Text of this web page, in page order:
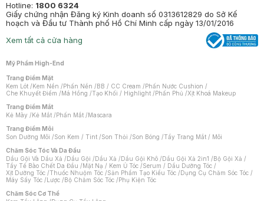
Hotline: 1800 6324
Giấy chứng nhận Đăng ký Kinh doanh số 0313612829 do Sở Kế
hoạch và Đầu tư Thành phố Hồ Chí Minh cấp ngày 13/01/2016
Xem tất cả cửa hàng
Mỹ Phẩm High-End
Trang Điểm Mặt
Kem Lót /Kem Nền /Phấn Nền /BB / CC Cream /Phấn Nước Cushion /
Che Khuyết Điểm /Má Hồng /Tạo Khối / Highlight /Phấn Phủ /Xịt Khoá Makeup
Trang Điểm Mắt
Kẻ Mày /Kẻ Mắt /Phấn Mắt /Mascara
Trang Điểm Môi
Son Dưỡng Môi /Son Kem / Tint /Son Thỏi /Son Bóng /Tẩy Trang Mắt / Môi
Chăm Sóc Tóc Và Da Đầu
Dầu Gội Và Dầu Xả /Dầu Gội /Dầu Xả /Dầu Gội Khô /Dầu Gội Xả 2in1 /Bộ Gội Xả /
Tẩy Tế Bào Chết Da Đầu /Mặt Nạ / Kem Ủ Tóc /Serum / Dầu Dưỡng Tóc /
Xịt Dưỡng Tóc /Thuốc Nhuộm Tóc /Sản Phẩm Tạo Kiểu Tóc /Dụng Cụ Chăm Sóc Tóc /
Máy Sấy Tóc /Lược /Bộ Chăm Sóc Tóc /Phụ Kiện Tóc
Chăm Sóc Cơ Thể